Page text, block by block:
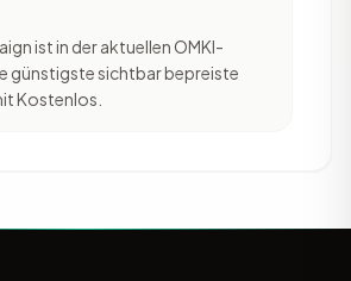
ist in der aktuellen OMKI-
günstigste sichtbar bepreiste
Kostenlos.